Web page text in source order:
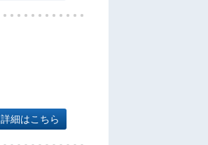
詳細はこちら